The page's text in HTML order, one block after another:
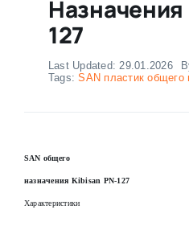
Назначения
127
Last Updated: 29.01.2026
Tags:SAN пластик общего
SAN общего
назначения Kibisan PN-127
Характеристики